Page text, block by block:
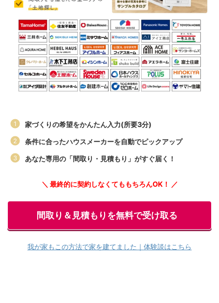
家づくりの希望をかんたん入力(所要3分)
条件に合ったハウスメーカーを自動でピックアップ
あなた専用の「間取り・見積もり」がすぐ届く！
＼ 最終的に契約しなくてももちろんOK！ ／
間取り＆見積もりを無料で受け取る
我が家もこの方法で家を建てました｜体験談はこちら